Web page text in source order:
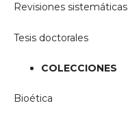
Revisiones sistemáticas
Tesis doctorales
COLECCIONES
Bioética